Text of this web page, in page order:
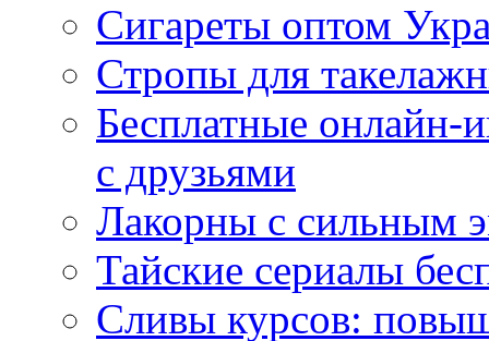
Сигареты оптом
Стропы для
Бесплатные
с друзьями
Лакорны с сильным
Тайские сериалы
Сливы курсов: